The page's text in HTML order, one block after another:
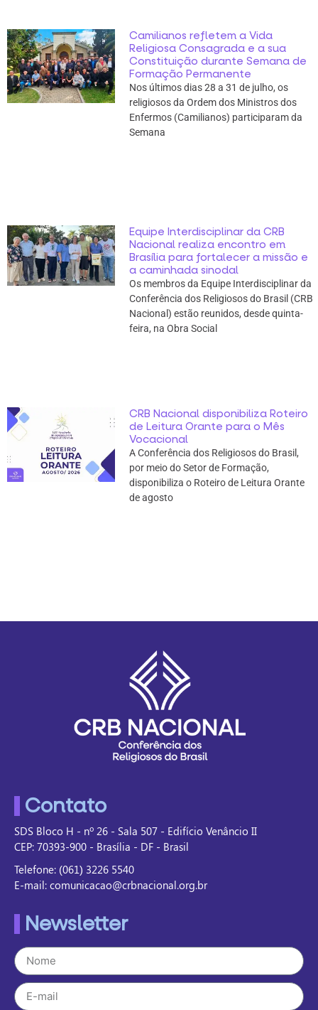
Camilianos refletem a Vida
Religiosa Consagrada e a sua
Constituição durante Semana de
Formação Permanente
Nos últimos dias 28 a 31 de julho, os
religiosos da Ordem dos Ministros dos
Enfermos (Camilianos) participaram da
Semana
Equipe Interdisciplinar da CRB
Nacional realiza encontro em
Brasília para fortalecer a missão e
a caminhada sinodal
Os membros da Equipe Interdisciplinar da
Conferência dos Religiosos do Brasil (CRB
Nacional) estão reunidos, desde quinta-
feira, na Obra Social
CRB Nacional disponibiliza Roteiro
de Leitura Orante para o Mês
Vocacional
A Conferência dos Religiosos do Brasil,
por meio do Setor de Formação,
disponibiliza o Roteiro de Leitura Orante
de agosto
Contato
SDS Bloco H - nº 26 - Sala 507 - Edifício Venâncio II
CEP: 70393-900 - Brasília - DF - Brasil
Telefone: (061) 3226 5540
E-mail: comunicacao@crbnacional.org.br
Newsletter